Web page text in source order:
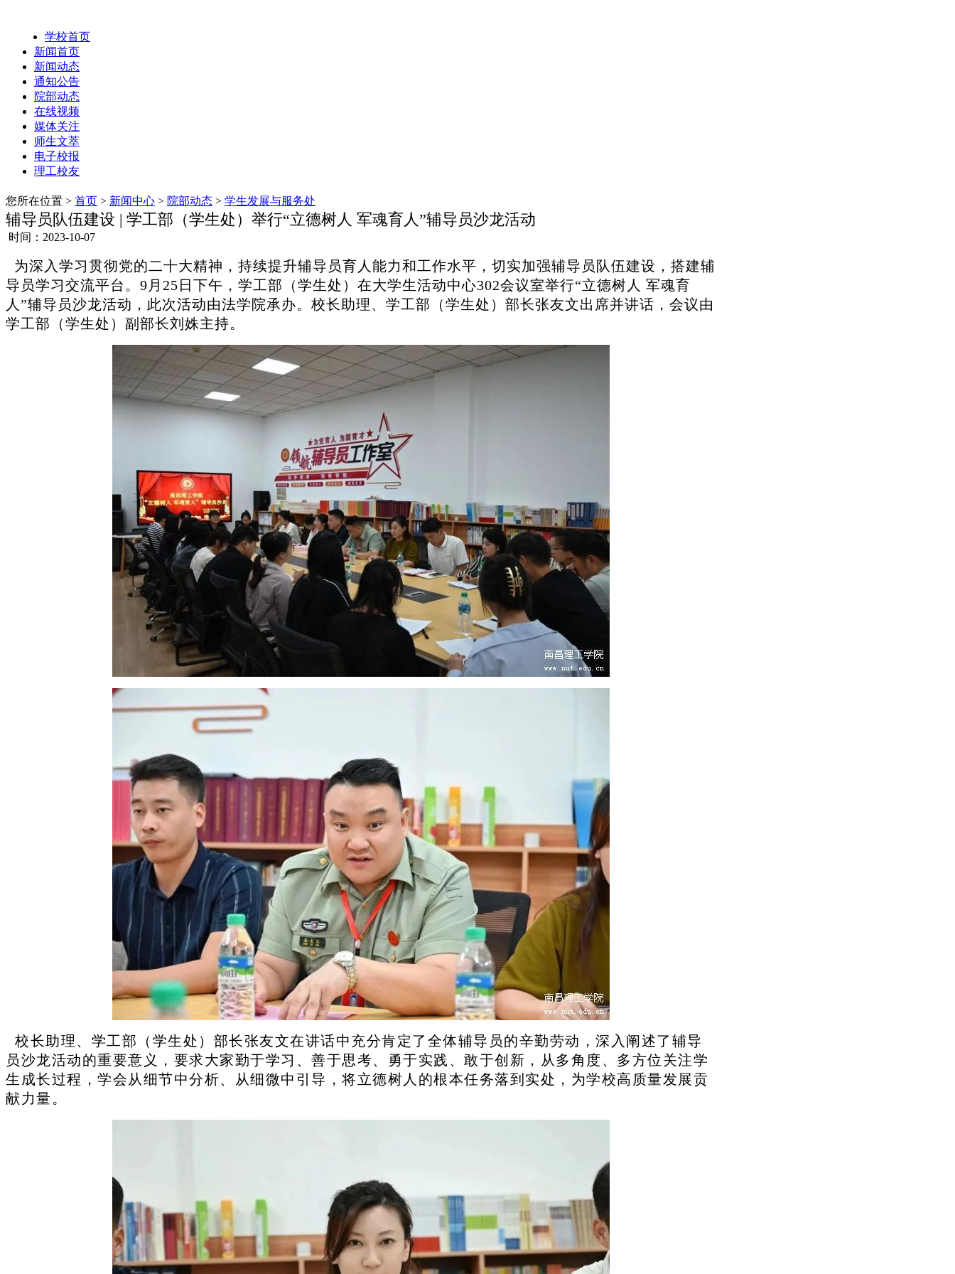
学校首页
新闻首页
新闻动态
通知公告
院部动态
在线视频
媒体关注
师生文萃
电子校报
理工校友
您所在位置 > 首页 > 新闻中心 > 院部动态 > 学生发展与服务处
辅导员队伍建设 | 学工部（学生处）举行“立德树人 军魂育人”辅导员沙龙活动
时间：2023-10-07
为深入学习贯彻党的二十大精神，持续提升辅导员育人能力和工作水平，切实加强辅导员队伍建设，搭建辅
导员学习交流平台。9月25日下午，学工部（学生处）在大学生活动中心302会议室举行“立德树人 军魂育
人”辅导员沙龙活动，此次活动由法学院承办。校长助理、学工部（学生处）部长张友文出席并讲话，会议由
学工部（学生处）副部长刘姝主持。
校长助理、学工部（学生处）部长张友文在讲话中充分肯定了全体辅导员的辛勤劳动，深入阐述了辅导
员沙龙活动的重要意义，要求大家勤于学习、善于思考、勇于实践、敢于创新，从多角度、多方位关注学
生成长过程，学会从细节中分析、从细微中引导，将立德树人的根本任务落到实处，为学校高质量发展贡
献力量。